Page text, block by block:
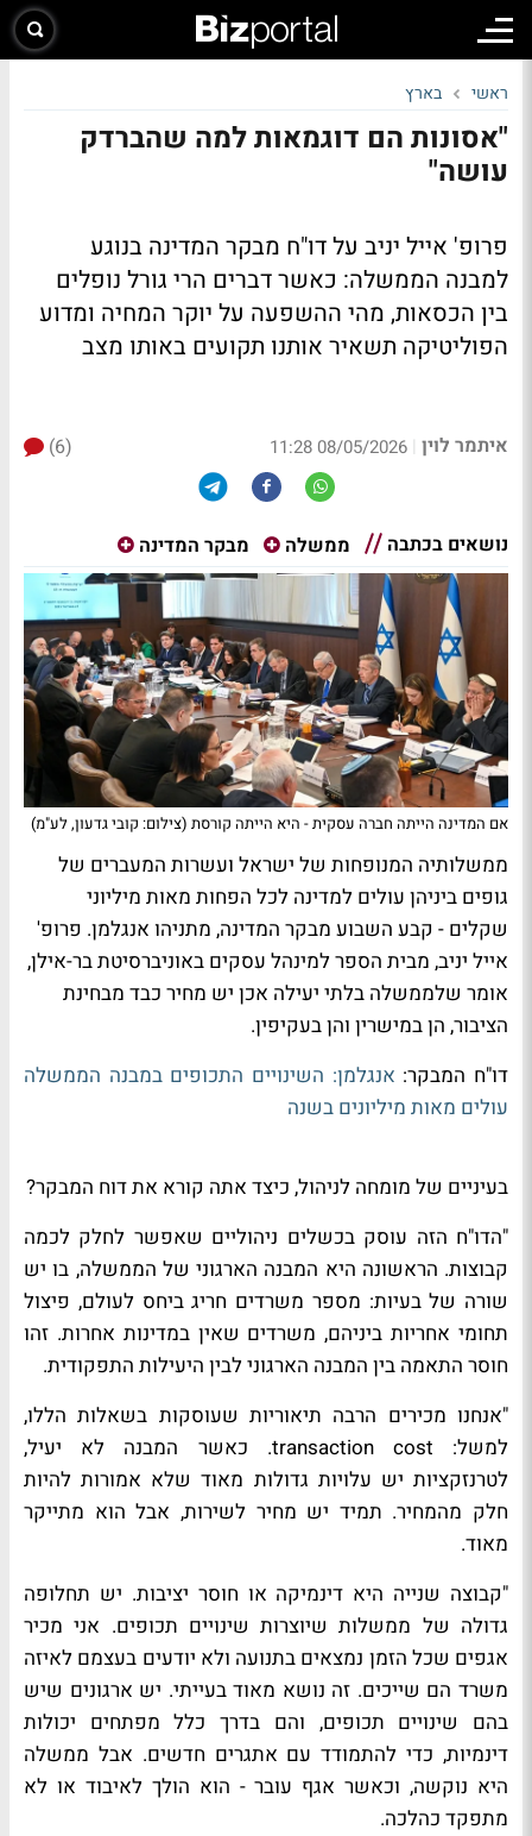
ראשי בארץ
"אסונות הם דוגמאות למה שהברדק
עושה"
פרופ' אייל יניב על דו"ח מבקר המדינה בנוגע
למבנה הממשלה: כאשר דברים הרי גורל נופלים
בין הכסאות, מהי ההשפעה על יוקר המחיה ומדוע
הפוליטיקה תשאיר אותנו תקועים באותו מצב
איתמר לוין |
08/05/2026 11:28
(6)
נושאים בכתבה ממשלה מבקר המדינה
אם המדינה הייתה חברה עסקית - היא הייתה קורסת (צילום: קובי גדעון, לע"מ)
ממשלותיה המנופחות של ישראל ועשרות המעברים של
גופים ביניהן עולים למדינה לכל הפחות מאות מיליוני
שקלים - קבע השבוע מבקר המדינה, מתניהו אנגלמן. פרופ'
אייל יניב, מבית הספר למינהל עסקים באוניברסיטת בר-אילן,
אומר שלממשלה בלתי יעילה אכן יש מחיר כבד מבחינת
הציבור, הן במישרין והן בעקיפין.
דו"ח המבקר: אנגלמן: השינויים התכופים במבנה הממשלה
עולים מאות מיליונים בשנה
בעיניים של מומחה לניהול, כיצד אתה קורא את דוח המבקר?
"הדו"ח הזה עוסק בכשלים ניהוליים שאפשר לחלק לכמה
קבוצות. הראשונה היא המבנה הארגוני של הממשלה, בו יש
שורה של בעיות: מספר משרדים חריג ביחס לעולם, פיצול
תחומי אחריות ביניהם, משרדים שאין במדינות אחרות. זהו
חוסר התאמה בין המבנה הארגוני לבין היעילות התפקודית.
"אנחנו מכירים הרבה תיאוריות שעוסקות בשאלות הללו,
למשל: transaction cost. כאשר המבנה לא יעיל,
לטרנזקציות יש עלויות גדולות מאוד שלא אמורות להיות
חלק מהמחיר. תמיד יש מחיר לשירות, אבל הוא מתייקר
מאוד.
"קבוצה שנייה היא דינמיקה או חוסר יציבות. יש תחלופה
גדולה של ממשלות שיוצרות שינויים תכופים. אני מכיר
אגפים שכל הזמן נמצאים בתנועה ולא יודעים בעצמם לאיזה
משרד הם שייכים. זה נושא מאוד בעייתי. יש ארגונים שיש
בהם שינויים תכופים, והם בדרך כלל מפתחים יכולות
דינמיות, כדי להתמודד עם אתגרים חדשים. אבל ממשלה
היא נוקשה, וכאשר אגף עובר - הוא הולך לאיבוד או לא
מתפקד כהלכה.